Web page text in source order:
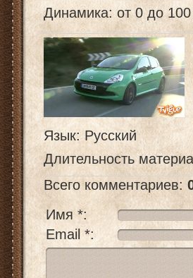
Динамика: от 0 до
Язык: Русский
Длительность
Всего комментариев:
Имя *:
Email *: